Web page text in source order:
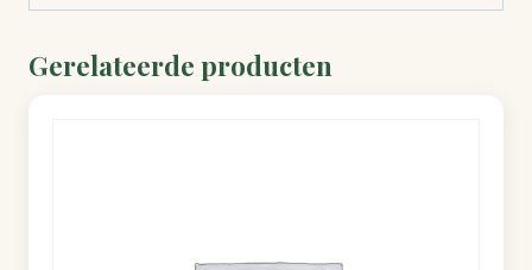
Gerelateerde producten